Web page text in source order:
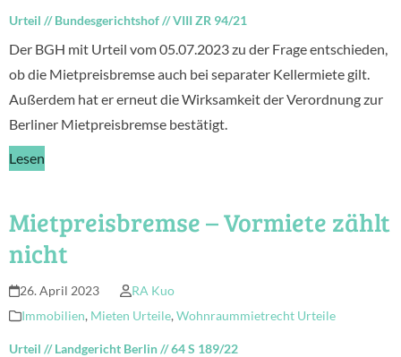
Urteil //Bundesgerichtshof//VIII ZR 94/21
Der BGH mit Urteil vom 05.07.2023 zu der Frage entschieden,
ob die Mietpreisbremse auch bei separater Kellermiete gilt.
Außerdem hat er erneut die Wirksamkeit der Verordnung zur
Berliner Mietpreisbremse bestätigt.
Lesen
Mietpreisbremse – Vormiete zählt
nicht
26. April 2023
RA Kuo
Immobilien, Mieten Urteile, Wohnraummietrecht Urteile
Urteil //Landgericht Berlin//64 S 189/22